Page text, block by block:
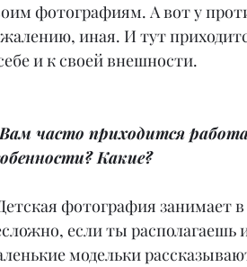
фотографиям. А вот у
иная. И тут
и к своей внешности.
часто приходится
Какие?
фотография занимает
если ты располагаешь
модельки